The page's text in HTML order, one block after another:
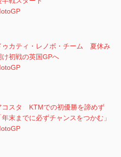
ゥカティ・レノボ・チーム 夏休み
け初戦の英国GPへ
コスタ KTMでの初優勝を諦めず
年末までに必ずチャンスをつかむ」